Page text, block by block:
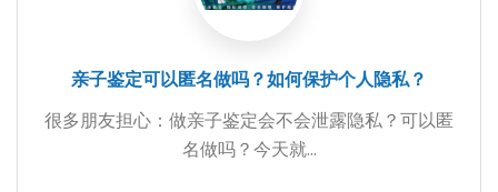
亲子鉴定可以匿名做吗？如何保护个人隐私？
很多朋友担心：做亲子鉴定会不会泄露隐私？可以匿
名做吗？今天就...